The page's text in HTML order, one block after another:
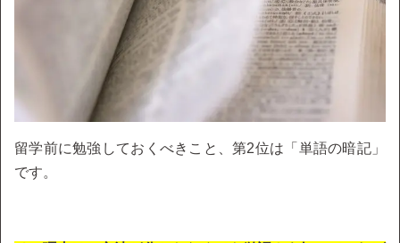
留学前に勉強しておくべきこと、第2位は「単語の暗記」
です。